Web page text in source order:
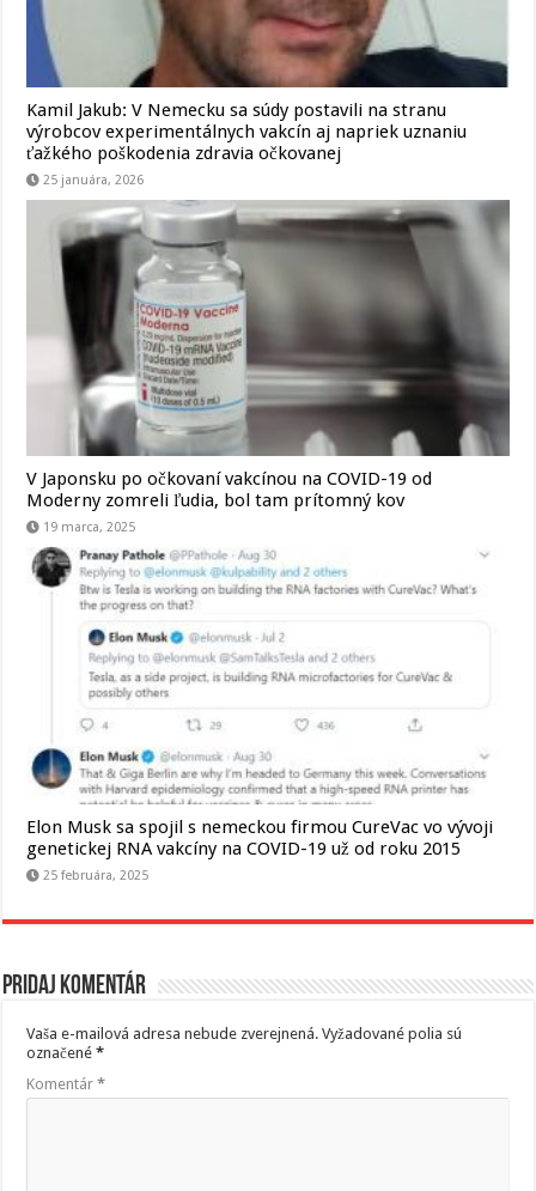
Kamil Jakub: V Nemecku sa súdy postavili na stranu
výrobcov experimentálnych vakcín aj napriek uznaniu
ťažkého poškodenia zdravia očkovanej
25 januára, 2026
V Japonsku po očkovaní vakcínou na COVID-19 od
Moderny zomreli ľudia, bol tam prítomný kov
19 marca, 2025
Elon Musk sa spojil s nemeckou firmou CureVac vo vývoji
genetickej RNA vakcíny na COVID-19 už od roku 2015
25 februára, 2025
Pridaj komentár
Vaša e-mailová adresa nebude zverejnená. Vyžadované polia sú
označené*
Komentár*